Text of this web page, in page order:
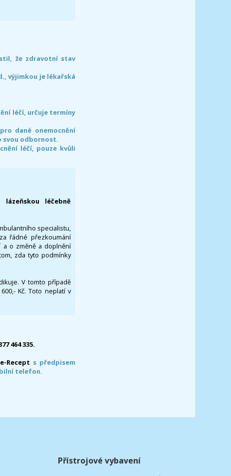
že zdravotní stav
výjimkou je lékařská
léčí, určuje termíny
dané onemocnění
svou odbornost.
léčí, pouze kvůli
léčebně
specialistu,
řádné přezkoumání
a o změně a doplnění
zda tyto podmínky
V tomto případě
Kč. Toto neplatí v
464 335.
e-Recept s předpisem
telefon.
Přístrojové vybavení